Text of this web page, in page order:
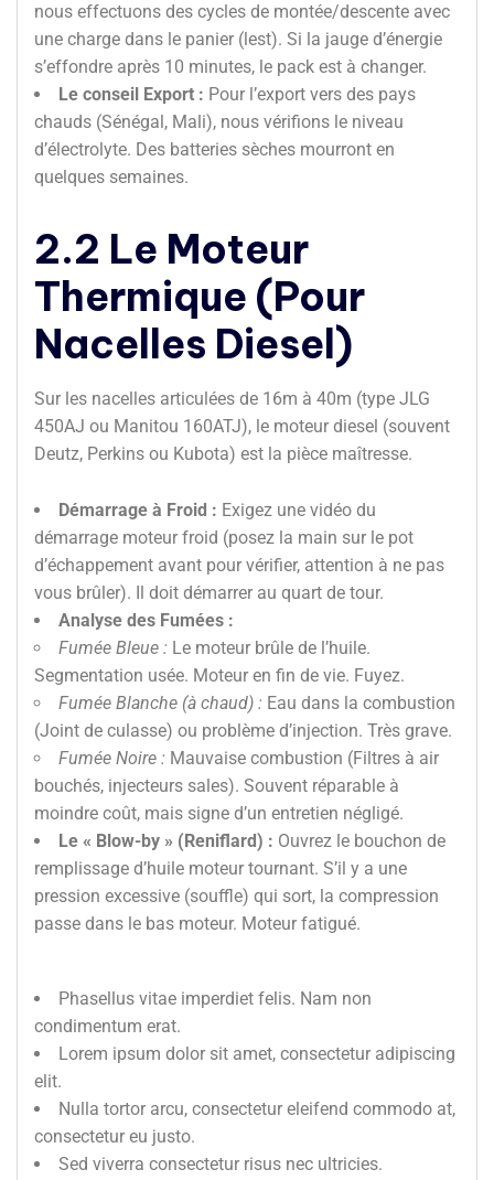
nous effectuons des cycles de montée/descente avec
une charge dans le panier (lest). Si la jauge d’énergie
s’effondre après 10 minutes, le pack est à changer.
Le conseil Export : Pour l’export vers des pays
chauds (Sénégal, Mali), nous vérifions le niveau
d’électrolyte. Des batteries sèches mourront en
quelques semaines.
2.2 Le Moteur
Thermique (Pour
Nacelles Diesel)
Sur les nacelles articulées de 16m à 40m (type JLG
450AJ ou Manitou 160ATJ), le moteur diesel (souvent
Deutz, Perkins ou Kubota) est la pièce maîtresse.
Démarrage à Froid : Exigez une vidéo du
démarrage moteur froid (posez la main sur le pot
d’échappement avant pour vérifier, attention à ne pas
vous brûler). Il doit démarrer au quart de tour.
Analyse des Fumées :
Fumée Bleue : Le moteur brûle de l’huile.
Segmentation usée. Moteur en fin de vie. Fuyez.
Fumée Blanche (à chaud) : Eau dans la combustion
(Joint de culasse) ou problème d’injection. Très grave.
Fumée Noire : Mauvaise combustion (Filtres à air
bouchés, injecteurs sales). Souvent réparable à
moindre coût, mais signe d’un entretien négligé.
Le « Blow-by » (Reniflard) : Ouvrez le bouchon de
remplissage d’huile moteur tournant. S’il y a une
pression excessive (souffle) qui sort, la compression
passe dans le bas moteur. Moteur fatigué.
Phasellus vitae imperdiet felis. Nam non
condimentum erat.
Lorem ipsum dolor sit amet, consectetur adipiscing
elit.
Nulla tortor arcu, consectetur eleifend commodo at,
consectetur eu justo.
Sed viverra consectetur risus nec ultricies.